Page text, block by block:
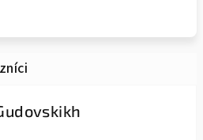
je 5 z 5 hvězdiček.